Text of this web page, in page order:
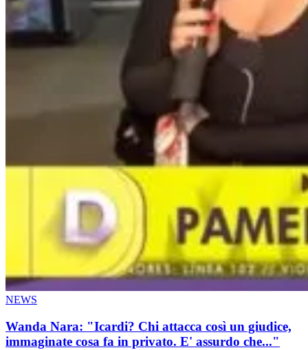
NEWS
Wanda Nara: "Icardi? Chi attacca così un giudice,
immaginate cosa fa in privato. E' assurdo che..."